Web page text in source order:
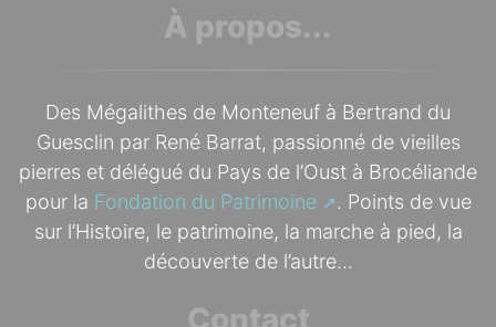
À propos...
Des Mégalithes de Monteneuf à Bertrand du
Guesclin par René Barrat, passionné de vieilles
pierres et délégué du Pays de l’Oust à Brocéliande
pour la Fondation du Patrimoine
. Points de vue
sur l’Histoire, le patrimoine, la marche à pied, la
découverte de l’autre...
Contact